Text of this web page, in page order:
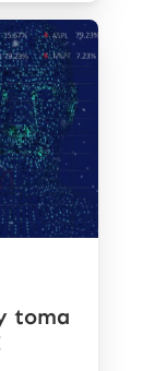
toma